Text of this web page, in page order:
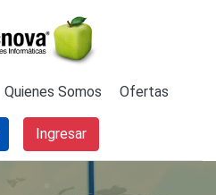
Quienes Somos Ofertas
Ingresar